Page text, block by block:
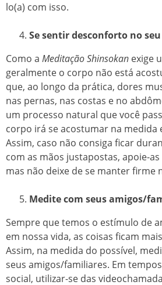
lo(a) com isso.
Se sentir desconforto no
Como a Meditação Shinsokan exige
geralmente o corpo não está
que, ao longo da prática, dores
nas pernas, nas costas e no
um processo natural que você
corpo irá se acostumar na medida
Assim, caso não consiga ficar
com as mãos justapostas, apoie-
mas não deixe de se manter firme
Medite com seus amigos/
Sempre que temos o estímulo de
em nossa vida, as coisas ficam
Assim, na medida do possível,
seus amigos/familiares. Em
social, utilizar-se das